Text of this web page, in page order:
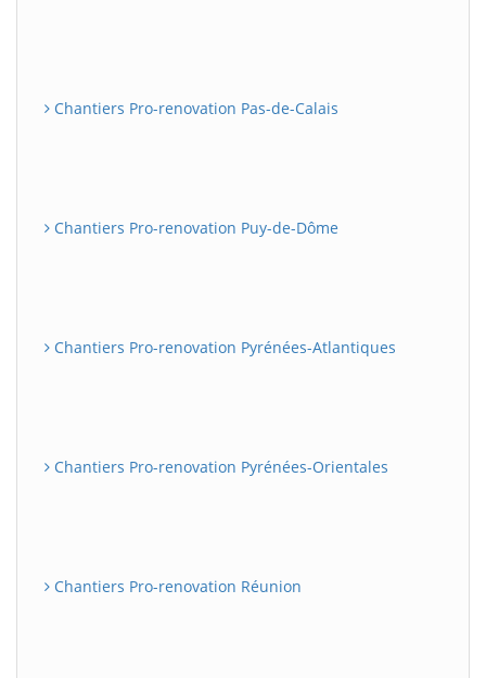
Chantiers Pro-renovation Pas-de-Calais
Chantiers Pro-renovation Puy-de-Dôme
Chantiers Pro-renovation Pyrénées-Atlantiques
Chantiers Pro-renovation Pyrénées-Orientales
Chantiers Pro-renovation Réunion